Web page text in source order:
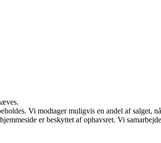
Vi modtager muligvis en andel af salget,
er beskyttet af ophavsret. Vi